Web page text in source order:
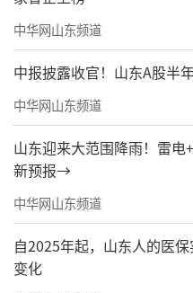
中华网山东频道
中报披露收官！山东A股半
中华网山东频道
山东迎来大范围降雨！雷电
新预报→
中华网山东频道
自2025年起，山东人的医
变化